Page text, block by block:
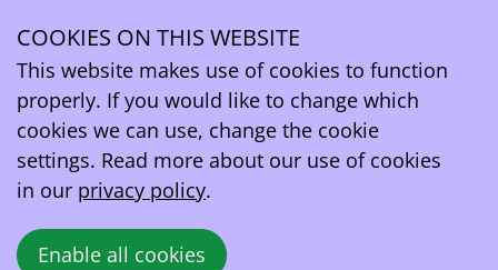
03
Apr
2025
16:00 - 22:00 Holiday Inn Brussels Airport
Mobiliteit van de toekomst
Eén jaar AFIR en één jaar REDII-register
COOKIES ON THIS WEBSITE
This website makes use of cookies to function
properly. If you would like to change which
cookies we can use, change the cookie
settings. Read more about our use of cookies
in our privacy policy.
Enable all cookies